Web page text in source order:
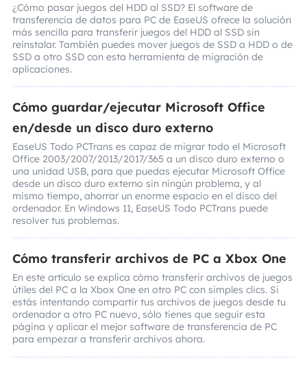
¿Cómo pasar juegos del HDD al SSD? El software de
transferencia de datos para PC de EaseUS ofrece la solución
más sencilla para transferir juegos del HDD al SSD sin
reinstalar. También puedes mover juegos de SSD a HDD o de
SSD a otro SSD con esta herramienta de migración de
aplicaciones.
Cómo guardar/ejecutar Microsoft Office
en/desde un disco duro externo
EaseUS Todo PCTrans es capaz de migrar todo el Microsoft
Office 2003/2007/2013/2017/365 a un disco duro externo o
una unidad USB, para que puedas ejecutar Microsoft Office
desde un disco duro externo sin ningún problema, y al
mismo tiempo, ahorrar un enorme espacio en el disco del
ordenador. En Windows 11, EaseUS Todo PCTrans puede
resolver tus problemas.
Cómo transferir archivos de PC a Xbox One
En este artículo se explica cómo transferir archivos de juegos
útiles del PC a la Xbox One en otro PC con simples clics. Si
estás intentando compartir tus archivos de juegos desde tu
ordenador a otro PC nuevo, sólo tienes que seguir esta
página y aplicar el mejor software de transferencia de PC
para empezar a transferir archivos ahora.